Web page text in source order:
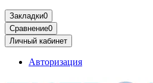
Закладки0
Сравнение0
Личный кабинет
Авторизация